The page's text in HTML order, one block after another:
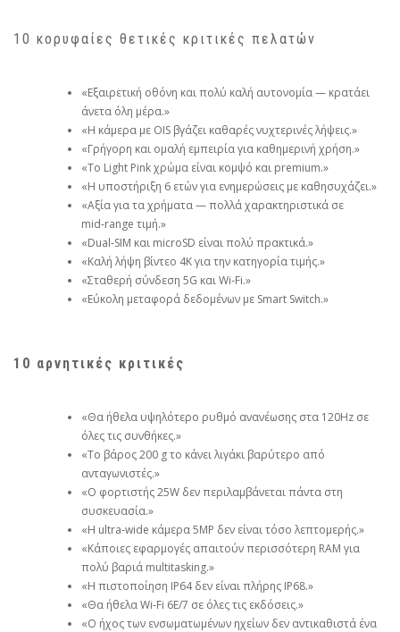
10 κορυφαίες θετικές κριτικές πελατών
«Εξαιρετική οθόνη και πολύ καλή αυτονομία — κρατάει
άνετα όλη μέρα.»
«Η κάμερα με OIS βγάζει καθαρές νυχτερινές λήψεις.»
«Γρήγορη και ομαλή εμπειρία για καθημερινή χρήση.»
«Το Light Pink χρώμα είναι κομψό και premium.»
«Η υποστήριξη 6 ετών για ενημερώσεις με καθησυχάζει.»
«Αξία για τα χρήματα — πολλά χαρακτηριστικά σε
mid‑range τιμή.»
«Dual‑SIM και microSD είναι πολύ πρακτικά.»
«Καλή λήψη βίντεο 4K για την κατηγορία τιμής.»
«Σταθερή σύνδεση 5G και Wi‑Fi.»
«Εύκολη μεταφορά δεδομένων με Smart Switch.»
10 αρνητικές κριτικές
«Θα ήθελα υψηλότερο ρυθμό ανανέωσης στα 120Hz σε
όλες τις συνθήκες.»
«Το βάρος 200 g το κάνει λιγάκι βαρύτερο από
ανταγωνιστές.»
«Ο φορτιστής 25W δεν περιλαμβάνεται πάντα στη
συσκευασία.»
«Η ultra‑wide κάμερα 5MP δεν είναι τόσο λεπτομερής.»
«Κάποιες εφαρμογές απαιτούν περισσότερη RAM για
πολύ βαριά multitasking.»
«Η πιστοποίηση IP64 δεν είναι πλήρης IP68.»
«Θα ήθελα Wi‑Fi 6E/7 σε όλες τις εκδόσεις.»
«Ο ήχος των ενσωματωμένων ηχείων δεν αντικαθιστά ένα